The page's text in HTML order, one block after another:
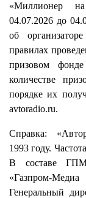
«Миллионер
04.07.2026 до
об
правилах
призовом
количестве
порядке их
avtoradio.ru.
Справка:
1993 году.
В составе
«Газпром-
Генеральный